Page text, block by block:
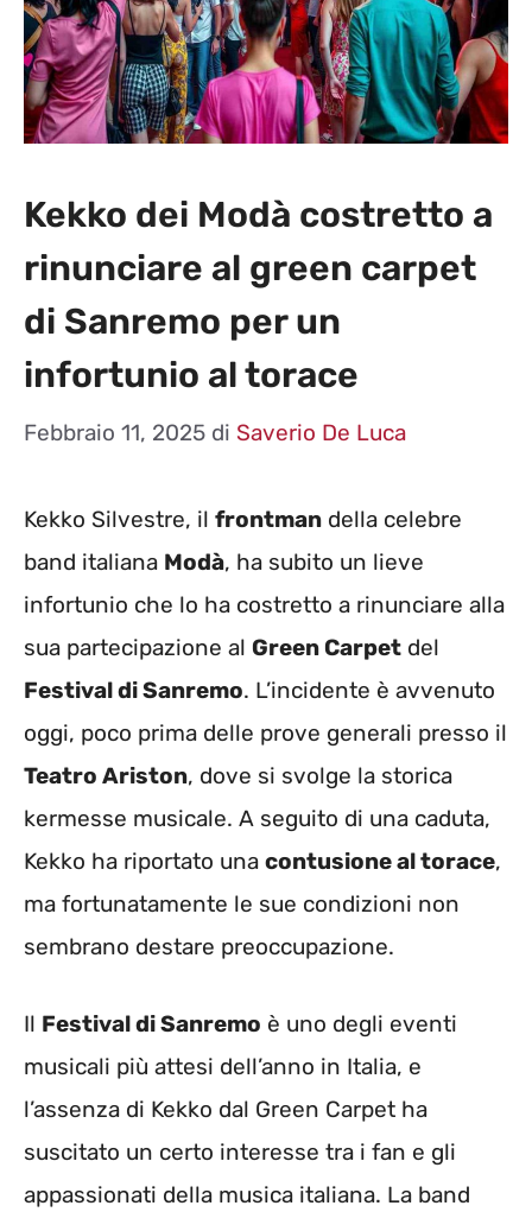
Kekko dei Modà costretto a
rinunciare al green carpet
di Sanremo per un
infortunio al torace
Febbraio 11, 2025 di Saverio De Luca
Kekko Silvestre, il frontman della celebre
band italiana Modà, ha subito un lieve
infortunio che lo ha costretto a rinunciare alla
sua partecipazione al Green Carpet del
Festival di Sanremo. L’incidente è avvenuto
oggi, poco prima delle prove generali presso il
Teatro Ariston, dove si svolge la storica
kermesse musicale. A seguito di una caduta,
Kekko ha riportato una contusione al torace,
ma fortunatamente le sue condizioni non
sembrano destare preoccupazione.
Il Festival di Sanremo è uno degli eventi
musicali più attesi dell’anno in Italia, e
l’assenza di Kekko dal Green Carpet ha
suscitato un certo interesse tra i fan e gli
appassionati della musica italiana. La band